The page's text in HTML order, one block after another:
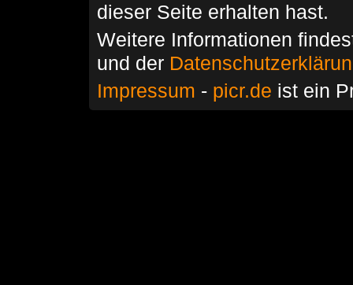
dieser Seite erhalten hast.
Weitere Informationen
und der
Impressum - picr.de ist ein